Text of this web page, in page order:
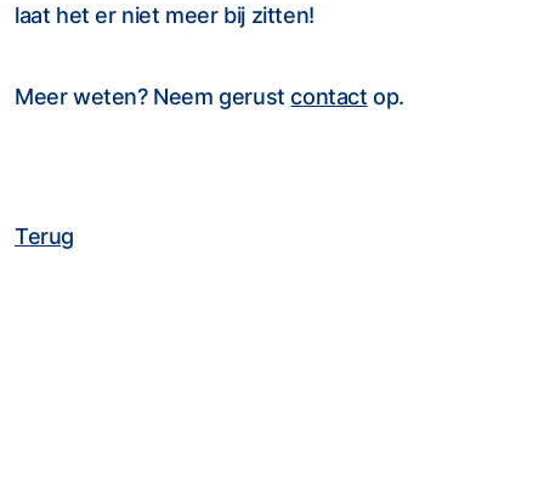
Terug
laat het er niet meer bij zitten!
Meer weten? Neem gerustcontact op.